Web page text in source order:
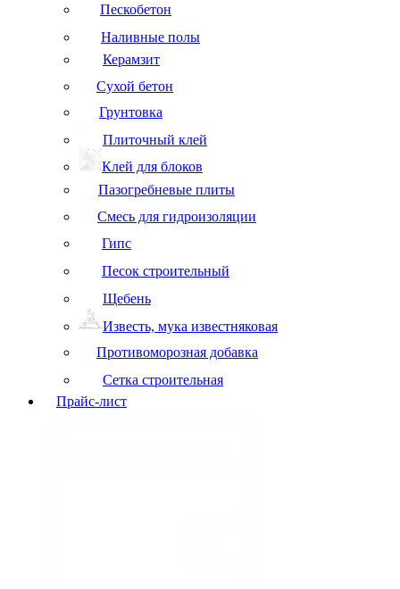
Пескобетон
Наливные полы
Керамзит
Сухой бетон
Грунтовка
Плиточный клей
Клей для блоков
Пазогребневые плиты
Смесь для гидроизоляции
Гипс
Песок строительный
Щебень
Известь, мука известняковая
Противоморозная добавка
Сетка строительная
Прайс-лист